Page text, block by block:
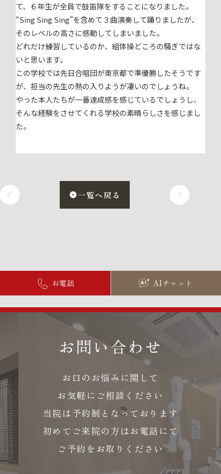
て、６年生が全員で鼓笛隊をすることになりました。
“Sing Sing Sing”を含めて３曲演奏して踊りましたが、
そのレベルの高さに感動してしまいました。
どれだけ練習しているのか、組体操どころの騒ぎではな
いと思います。
この学校では先日合唱団が東京都で準優勝したそうです
が、担当の先生の熱の入りようが凄いのでしょうね。
やった本人たちが一番達成感を感じているでしょうし、
そんな経験をさせてくれる学校の素晴らしさを感じまし
た。
一覧へ戻る
お電話 AIチャット
お問い合わせ
お口のお悩みに関して
お気軽にご相談ください
当院は予約制となっております
初めてご来院の方はお電話にて
ご予約をお取りください